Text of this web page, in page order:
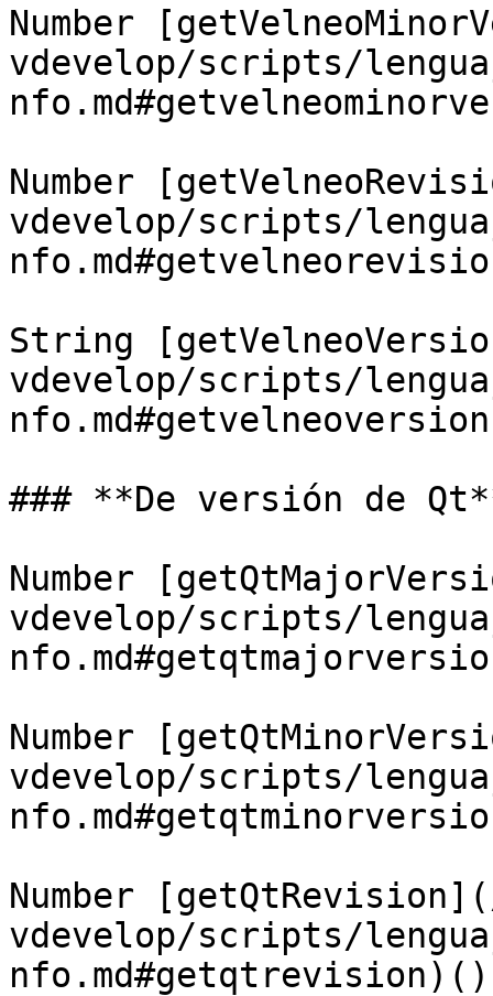
Number
vdevelop/scripts/
Number
vdevelop/scripts/
String
vdevelop/scripts/
### **De versión de
Number
vdevelop/scripts/
Number
vdevelop/scripts/
Number
vdevelop/scripts/
nfo.md#getqtrevision)()